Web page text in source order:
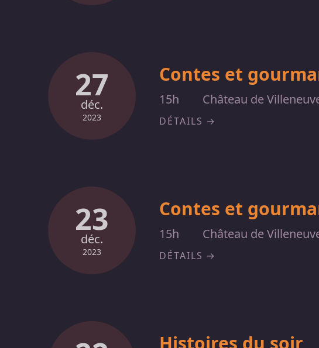
27
déc.
2023
Contes et
15h Château de
DÉTAILS
23
déc.
2023
Contes et
15h Château de
DÉTAILS